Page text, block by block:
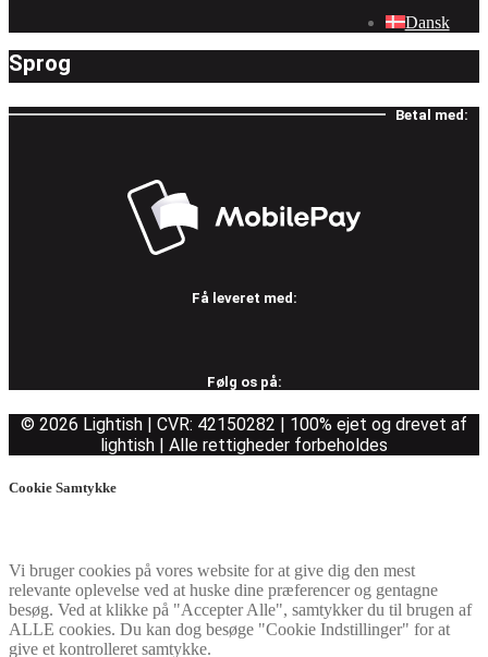
Sprog
Dansk
Betal med:
Få leveret med:
Følg os på:
© 2026 Lightish | CVR: 42150282 | 100% ejet og drevet af
lightish | Alle rettigheder forbeholdes
Cookie Samtykke
Vi bruger cookies på vores website for at give dig den mest
relevante oplevelse ved at huske dine præferencer og gentagne
besøg. Ved at klikke på "Accepter Alle", samtykker du til brugen af
ALLE cookies. Du kan dog besøge "Cookie Indstillinger" for at
give et kontrolleret samtykke.